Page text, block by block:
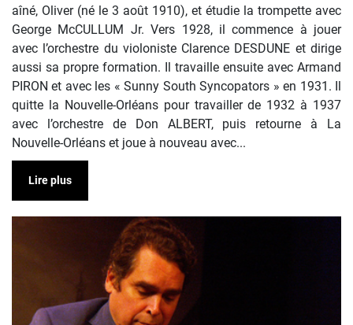
aîné, Oliver (né le 3 août 1910), et étudie la trompette avec
George McCULLUM Jr. Vers 1928, il commence à jouer
avec l’orchestre du violoniste Clarence DESDUNE et dirige
aussi sa propre formation. Il travaille ensuite avec Armand
PIRON et avec les « Sunny South Syncopators » en 1931. Il
quitte la Nouvelle-Orléans pour travailler de 1932 à 1937
avec l’orchestre de Don ALBERT, puis retourne à La
Nouvelle-Orléans et joue à nouveau avec...
Lire plus